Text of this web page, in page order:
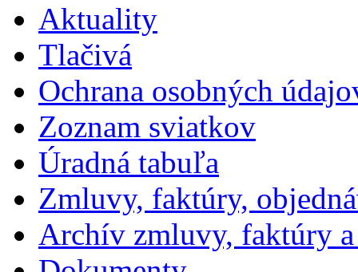
Aktuality
Tlačivá
Ochrana osobných
Zoznam sviatkov
Úradná tabuľa
Zmluvy, faktúry,
Archív zmluvy, faktúry